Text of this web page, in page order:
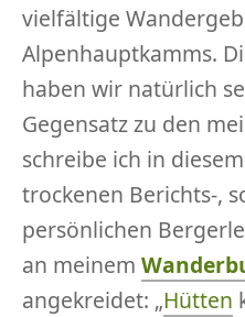
vielfältige
Alpenhauptkamms.
haben wir natürlich
Gegensatz zu den
schreibe ich in
trockenen Berichts-,
persönlichen
an meinem
angekreidet: „Hütten